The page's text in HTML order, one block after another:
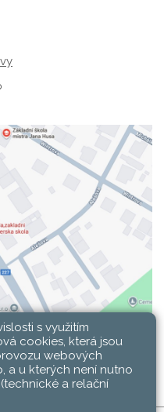
s využitím
cookies, která jsou
webových
a u kterých není nutno
a relační